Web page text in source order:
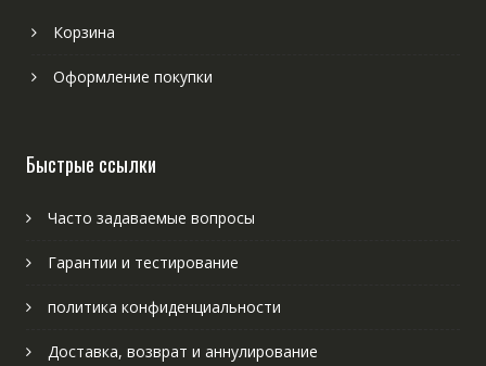
Корзина
Оформление покупки
Быстрые ссылки
Часто задаваемые вопросы
Гарантии и тестирование
политика конфиденциальности
Доставка, возврат и аннулирование